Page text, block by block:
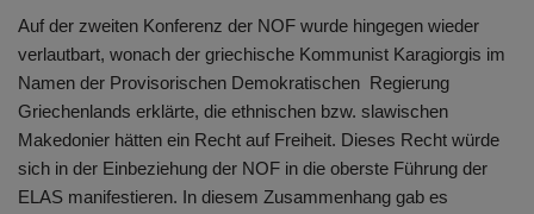
Auf der zweiten Konferenz der NOF wurde hingegen wieder
verlautbart, wonach der griechische Kommunist Karagiorgis im
Namen der Provisorischen Demokratischen Regierung
Griechenlands erklärte, die ethnischen bzw. slawischen
Makedonier hätten ein Recht auf Freiheit. Dieses Recht würde
sich in der Einbeziehung der NOF in die oberste Führung der
ELAS manifestieren. In diesem Zusammenhang gab es